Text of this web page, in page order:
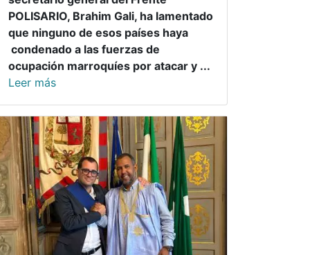
POLISARIO, Brahim Gali, ha lamentado
que ninguno de esos países haya
condenado a las fuerzas de
ocupación marroquíes por atacar y ...
Leer más